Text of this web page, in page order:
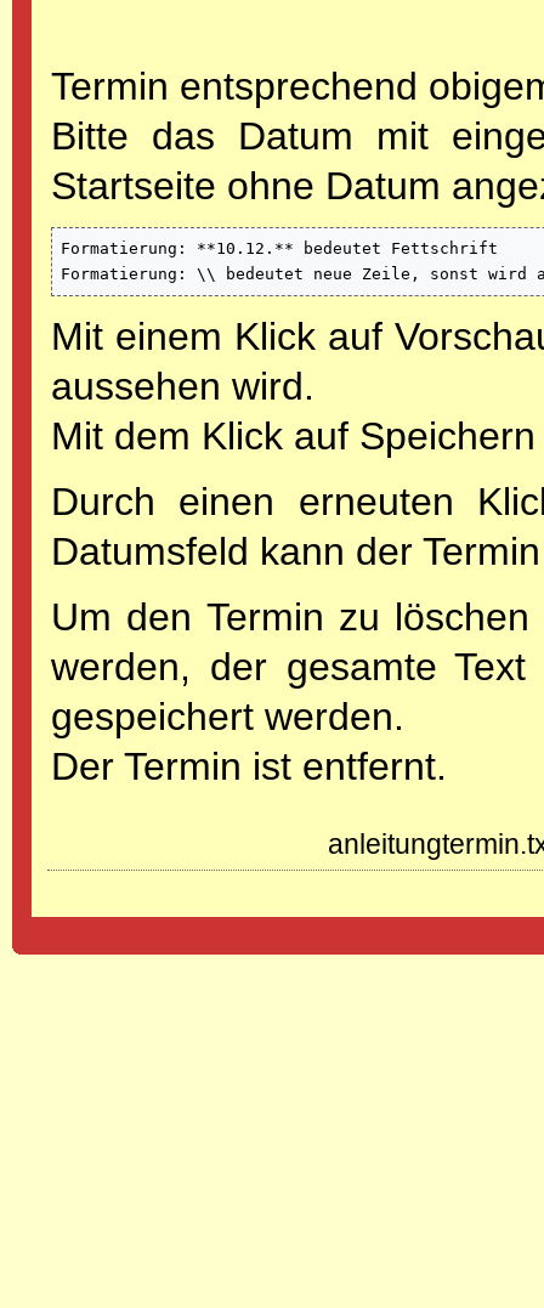
Termin entsprechend
Bitte das Datum mit
Startseite ohne Datum
Formatierung: **10.12.** bedeutet Fettschrift
Formatierung: \\ bedeutet neue Zeile, sonst wird
Mit einem Klick auf
aussehen wird.
Mit dem Klick auf
Durch einen erneuten
Datumsfeld kann der
Um den Termin zu
werden, der gesamte
gespeichert werden.
Der Termin ist entfernt.